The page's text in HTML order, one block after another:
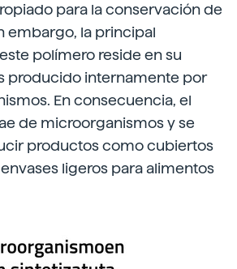
para la conservación de
embargo, la principal
polímero reside en su
producido internamente por
En consecuencia, el
de microorganismos y se
productos como cubiertos
ligeros para alimentos